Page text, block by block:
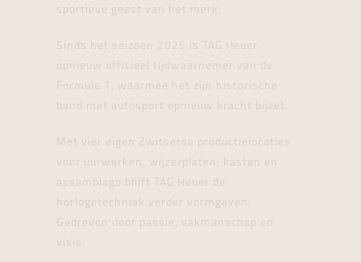
sportieve geest van het merk.
Sinds het seizoen 2025 is TAG Heuer
opnieuw officieel tijdwaarnemer van de
Formule 1, waarmee het zijn historische
band met autosport opnieuw kracht bijzet.
Met vier eigen Zwitserse productielocaties
voor uurwerken, wijzerplaten, kasten en
assemblage blijft TAG Heuer de
horlogetechniek verder vormgeven.
Gedreven door passie, vakmanschap en
visie.